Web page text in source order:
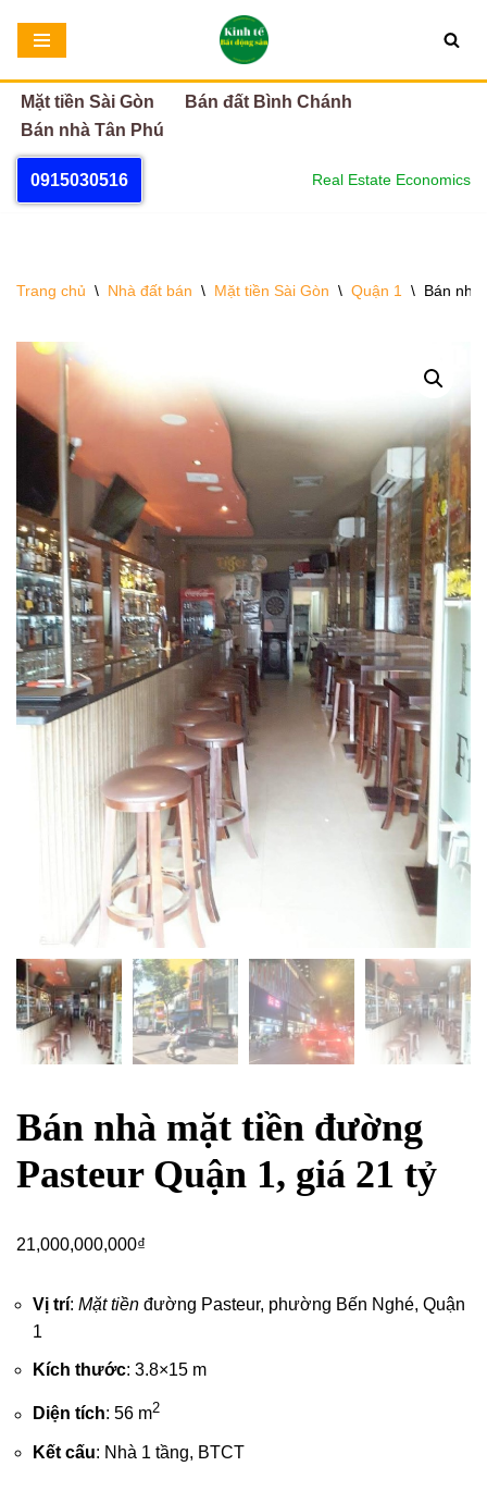
Chuyển
tới
nội
dung
Mặt tiền Sài Gòn
Bán đất Bình Chánh
Bán nhà Tân Phú
0915030516 Real Estate Economics
Trang chủ \ Nhà đất bán \ Mặt tiền Sài Gòn \ Quận 1 \ Bán nhà
Bán nhà mặt tiền đường
Pasteur Quận 1, giá 21 tỷ
21,000,000,000₫
Vị trí: Mặt tiền đường Pasteur, phường Bến Nghé, Quận
1
Kích thước: 3.8×15 m
Diện tích: 56 m2
Kết cấu: Nhà 1 tầng, BTCT